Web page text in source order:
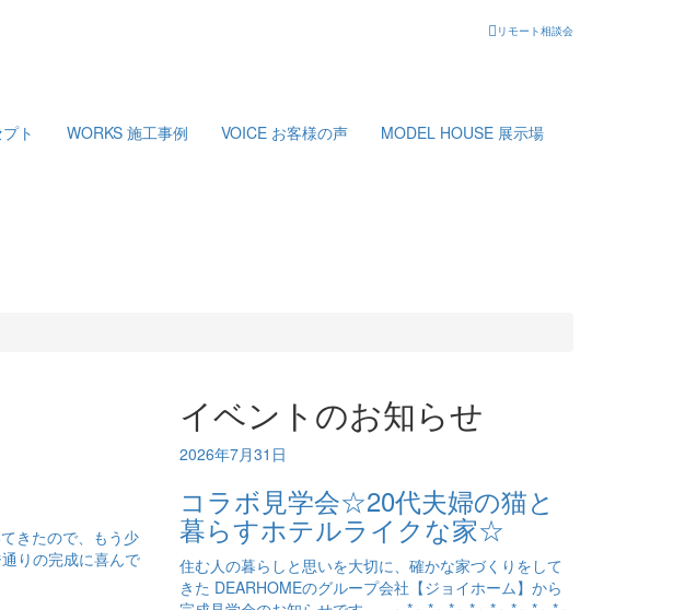
リモート相談会
ト WORKS 施工事例 VOICE お客様の声 MODEL HOUSE 展示場
きたので、もう少
りの完成に喜んで
イベントのお知らせ
2026年7月31日
コラボ見学会☆20代夫婦の猫と
暮らすホテルライクな家☆
住む人の暮らしと思いを大切に、確かな家づくりをして
きた DEARHOMEのグループ会社【ジョイホーム】から